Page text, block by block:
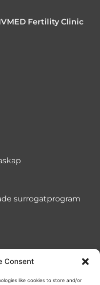
Consent
like cookies to store and/or
Fertility Clinic
surrogatprogram